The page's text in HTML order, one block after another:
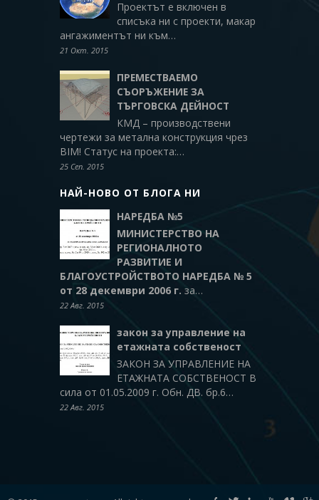
Проектът е включен в
списъка ни с проекти, макар
ангажиментът ни към…
21 Окт. 2015
ПРЕМЕСТВАЕМО
СЪОРЪЖЕНИЕ ЗА
ТЪРГОВСКА ДЕЙНОСТ
КМД – производствени
чертежи за метална конструкция чрез
BIM! Статус на проекта:…
25 Сеп. 2015
НАЙ-НОВО ОТ БЛОГА НИ
НАРЕДБА №5
МИНИСТЕРСТВО НА
РЕГИОНАЛНОТО
РАЗВИТИЕ И
БЛАГОУСТРОЙСТВОТО НАРЕДБА № 5
от 28 декември 2006 г. за…
22 Авг. 2015
закон за управление на
етажната собственост
ЗАКОН ЗА УПРАВЛЕНИЕ НА
ЕТАЖНАТА СОБСТВЕНОСТ В
сила от 01.05.2009 г. Обн. ДВ. бр.6…
22 Авг. 2015